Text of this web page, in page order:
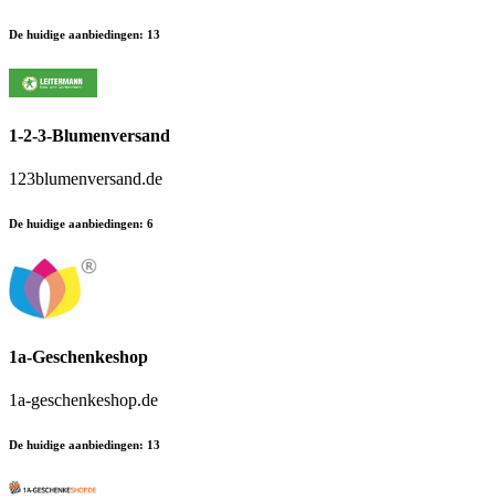
De huidige aanbiedingen: 13
1-2-3-Blumenversand
123blumenversand.de
De huidige aanbiedingen: 6
1a-Geschenkeshop
1a-geschenkeshop.de
De huidige aanbiedingen: 13